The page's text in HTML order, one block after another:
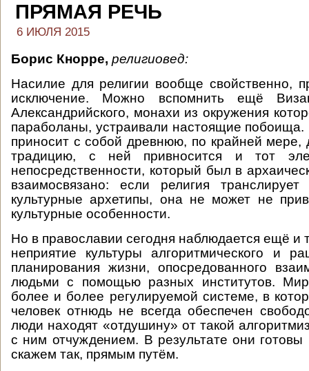
ПРЯМАЯ РЕЧЬ
6 ИЮЛЯ 2015
Борис Кнорре, религиовед:
Насилие для религии вообще свойственно,
исключение. Можно вспомнить ещё
Александрийского, монахи из окружения
параболаны, устраивали настоящие побоища.
приносит с собой древнюю, по крайней мере,
традицию, с ней привносится и тот
непосредственности, который был в
взаимосвязано: если религия транслирует
культурные архетипы, она не может не
культурные особенности.
Но в православии сегодня наблюдается ещё и
неприятие культуры алгоритмического и
планирования жизни, опосредованного
людьми с помощью разных институтов.
более и более регулируемой системе, в
человек отнюдь не всегда обеспечен
люди находят «отдушину» от такой
с ним отчуждением. В результате они
скажем так, прямым путём.